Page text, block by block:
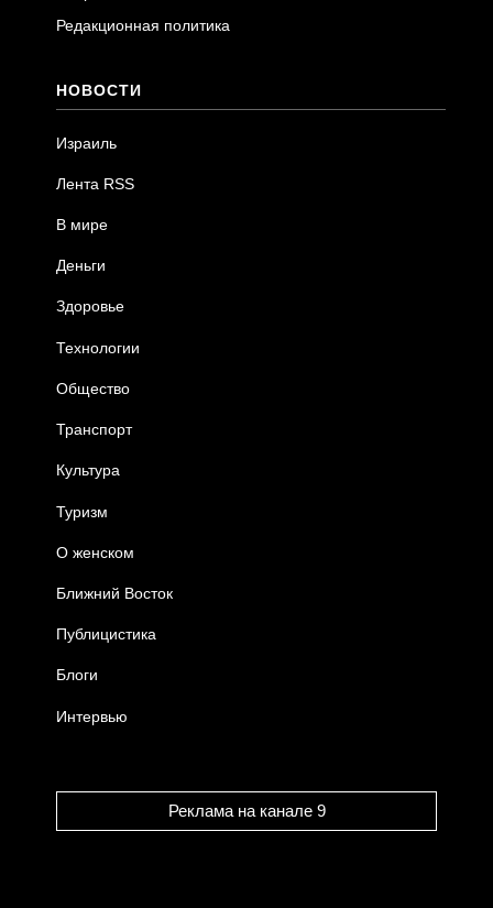
Редакционная политика
НОВОСТИ
Израиль
Лента RSS
В мире
Деньги
Здоровье
Технологии
Общество
Транспорт
Культура
Туризм
О женском
Ближний Восток
Публицистика
Блоги
Интервью
Реклама на канале 9